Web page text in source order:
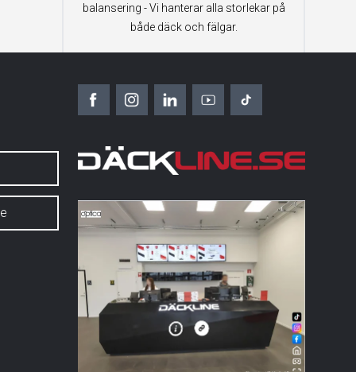
balansering - Vi hanterar alla storlekar på
både däck och fälgar.